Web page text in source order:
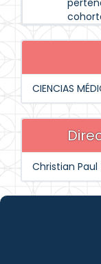
CIENCIAS
Christian Paul